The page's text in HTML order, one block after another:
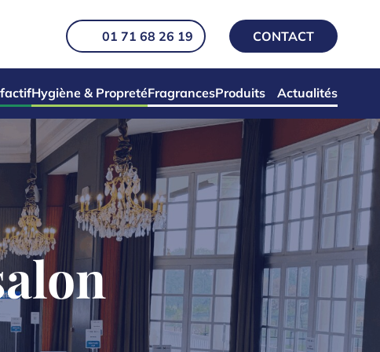
01 71 68 26 19 CONTACT
Hygiène & PropretéFragrancesProduits Actualités